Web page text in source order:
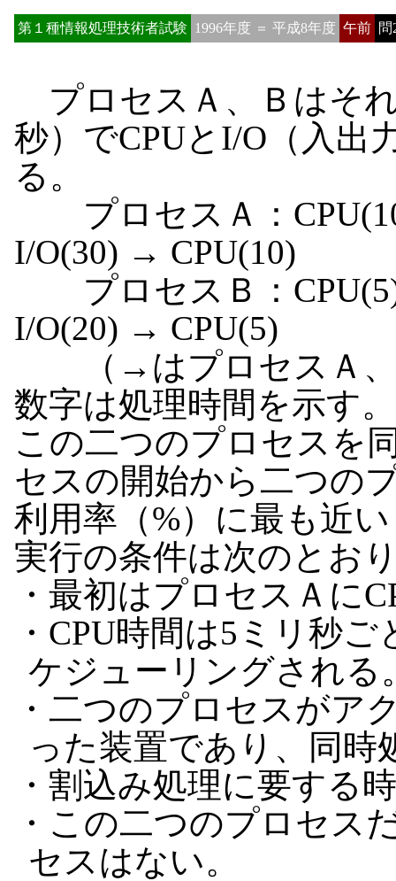
第１種情報処理技術者試験 1996年度 ＝ 平成8年度 午前 問
プロセスＡ、Ｂはそ
秒）でCPUとI/O（入出
る。
プロセスＡ：
I/O(30) → CPU(10)
プロセスＢ：
I/O(20) → CPU(5)
（→はプロセスＡ、
数字は処理時間を示す
この二つのプロセスを
セスの開始から二つの
利用率（%）に最も近
実行の条件は次のとお
・最初はプロセスＡに
・CPU時間は5ミリ秒
ケジューリングされる
・二つのプロセスがア
った装置であり、同時
・割込み処理に要する
・この二つのプロセス
セスはない。